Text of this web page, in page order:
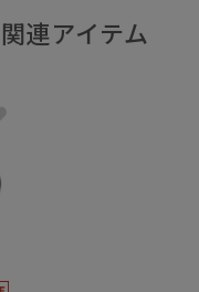
連アイテム